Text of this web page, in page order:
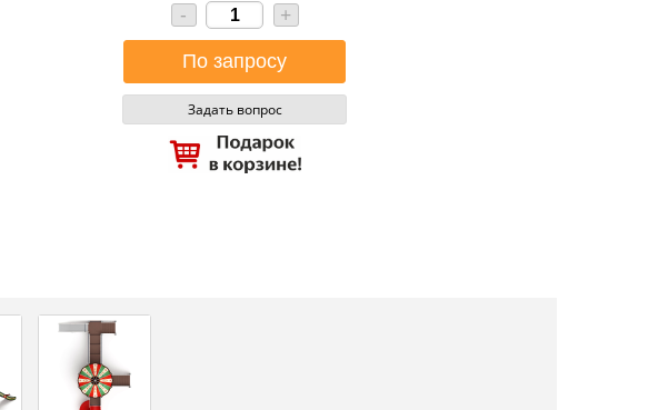
- +
Задать вопрос